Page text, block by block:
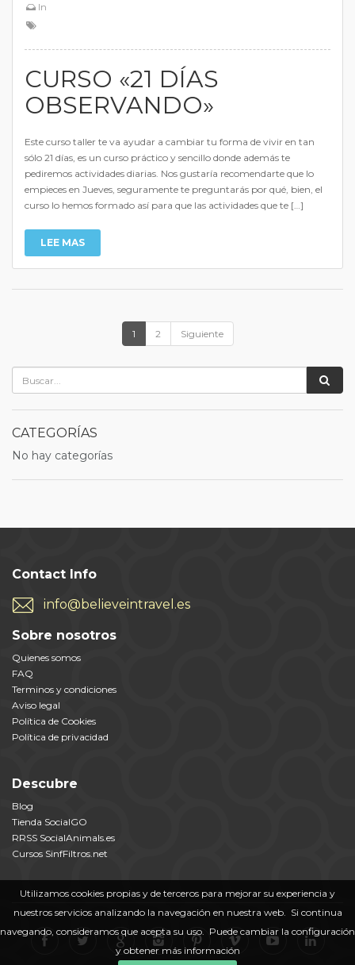
Utilizamos cookies propias y de terceros para mejorar su experiencia y
nuestros servicios analizando la navegación en nuestra web. Si continua
navegando, consideramos que acepta su uso. Puede cambiar la configuración
y obtener más información
In
CURSO «21 DÍAS
OBSERVANDO»
Este curso taller te va ayudar a cambiar tu forma de vivir en tan
sólo 21 días, es un curso práctico y sencillo donde además te
pediremos actividades diarias. Nos gustaría recomendarte que lo
empieces en Jueves, seguramente te preguntarás por qué, bien, el
curso lo hemos formado así para que las actividades que te […]
LEE MAS
1 2 Siguiente
CATEGORÍAS
No hay categorías
Contact Info
info@believeintravel.es
Sobre nosotros
Quienes somos
FAQ
Terminos y condiciones
Aviso legal
Política de Cookies
Política de privacidad
Descubre
Blog
Tienda SocialGO
RRSS SocialAnimals.es
Cursos SinfFiltros.net